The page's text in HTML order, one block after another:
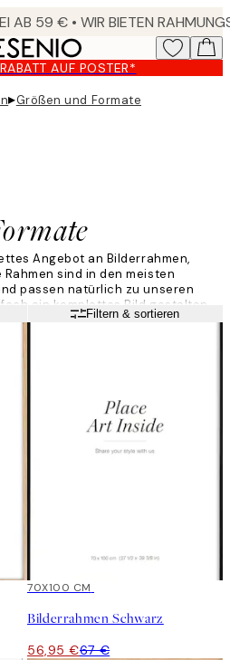
AUF POSTER*
▸Größen und Formate
Angebot an Bilderrahmen,
sind in den meisten
passen natürlich zu unseren
ein komplettes Bild gestalten
Filtern & sortieren
15%*
70X100 CM
Bilderrahmen Schwarz
56,95 €67 €